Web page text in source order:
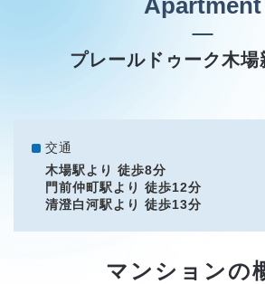
Apartment
プレールドゥーク木場
交通
木場駅より 徒歩8分
門前仲町駅より 徒歩12分
清澄白河駅より 徒歩13分
マンションの